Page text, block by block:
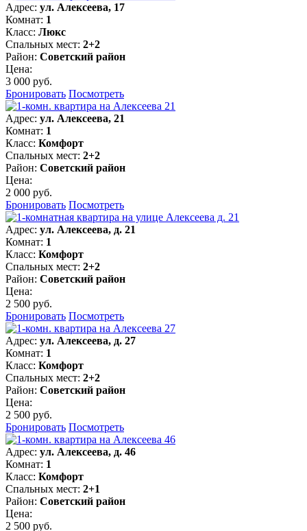
Адрес: ул. Алексеева, 17
Комнат: 1
Класс: Люкс
Спальных мест: 2+2
Район: Советский район
Цена:
3 000 руб.
Бронировать Посмотреть
Адрес: ул. Алексеева, 21
Комнат: 1
Класс: Комфорт
Спальных мест: 2+2
Район: Советский район
Цена:
2 000 руб.
Бронировать Посмотреть
Адрес: ул. Алексеева, д. 21
Комнат: 1
Класс: Комфорт
Спальных мест: 2+2
Район: Советский район
Цена:
2 500 руб.
Бронировать Посмотреть
Адрес: ул. Алексеева, д. 27
Комнат: 1
Класс: Комфорт
Спальных мест: 2+2
Район: Советский район
Цена:
2 500 руб.
Бронировать Посмотреть
Адрес: ул. Алексеева, д. 46
Комнат: 1
Класс: Комфорт
Спальных мест: 2+1
Район: Советский район
Цена:
2 500 руб.